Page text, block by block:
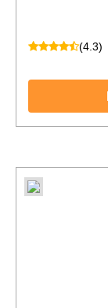
(4.3)